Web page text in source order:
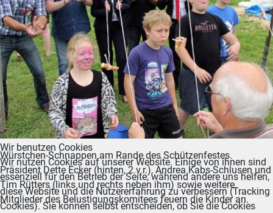
Würstchen-Schnappen am Rande des Schützenfestes.
Präsident Dette Ecker (hinten, 2.v.r.), Andrea Kabs-Schlusen und
Tim Rütters (links und rechts neben ihm) sowie weitere
Mitglieder des Belustigungskomitees feuern die Kinder an.
Wir benutzen Cookies
Wir nutzen Cookies auf unserer Website. Einige von ihnen sind
essenziell für den Betrieb der Seite, während andere uns helfen,
diese Website und die Nutzererfahrung zu verbessern (Tracking
Cookies). Sie können selbst entscheiden, ob Sie die Cookies